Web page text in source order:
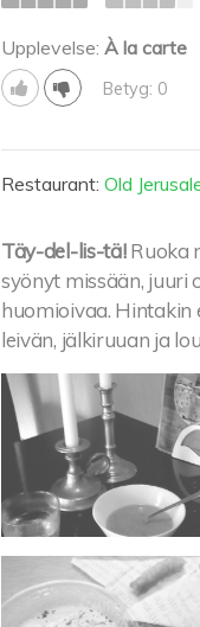
Upplevelse: À la carte
Betyg: 0
Restaurant: Old
Täy-del-lis-tä! Ruoka
syönyt missään, juuri
huomioivaa. Hintakin
leivän, jälkiruuan ja